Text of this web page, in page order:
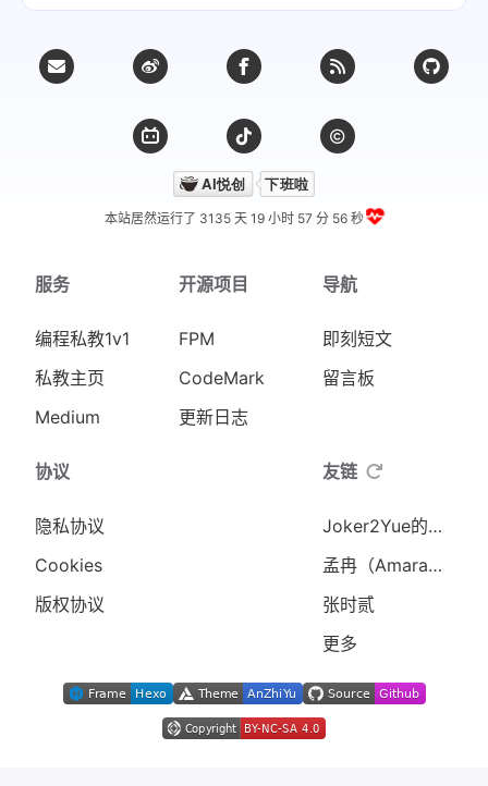
本站居然运行了 3135 天19 小时 57 分 57 秒
服务
编程私教1v1
私教主页
Medium
开源项目
FPM
CodeMark
更新日志
导航
即刻短文
留言板
协议
隐私协议
Cookies
版权协议
友链
Joker2Yue的个人博客
孟冉（AmaraMeng）
张时贰
更多